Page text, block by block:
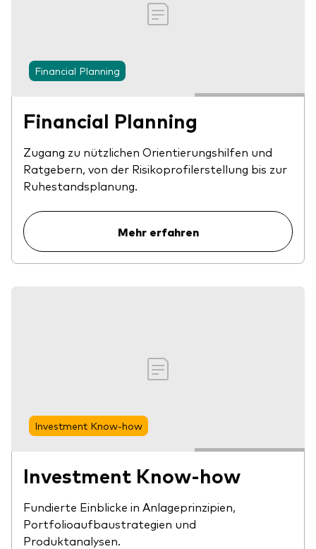
Financial Planning
Financial Planning
Zugang zu nützlichen Orientierungshilfen und
Ratgebern, von der Risikoprofilerstellung bis zur
Ruhestandsplanung.
Mehr erfahren
Investment Know-how
Investment Know-how
Fundierte Einblicke in Anlageprinzipien,
Portfolioaufbaustrategien und
Produktanalysen.